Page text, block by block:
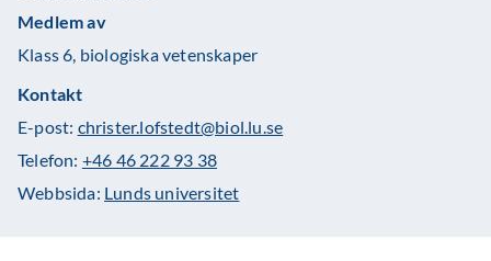
Medlem av
Klass 6, biologiska vetenskaper
Kontakt
E-post: christer.lofstedt@biol.lu.se
Telefon: +46 46 222 93 38
Webbsida: Lunds universitet